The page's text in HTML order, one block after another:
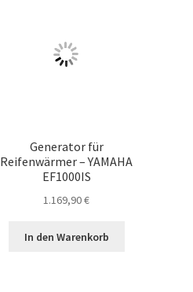
Generator für
Reifenwärmer – YAMAHA
EF1000IS
1.169,90€
In den Warenkorb